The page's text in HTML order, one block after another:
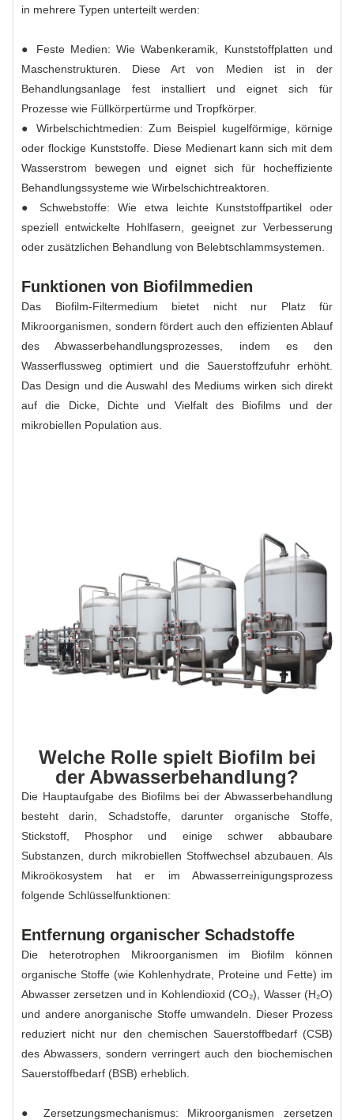
in mehrere Typen unterteilt werden:
● Feste Medien: Wie Wabenkeramik, Kunststoffplatten und
Maschenstrukturen. Diese Art von Medien ist in der
Behandlungsanlage fest installiert und eignet sich für
Prozesse wie Füllkörpertürme und Tropfkörper.
● Wirbelschichtmedien: Zum Beispiel kugelförmige, körnige
oder flockige Kunststoffe. Diese Medienart kann sich mit dem
Wasserstrom bewegen und eignet sich für hocheffiziente
Behandlungssysteme wie Wirbelschichtreaktoren.
● Schwebstoffe: Wie etwa leichte Kunststoffpartikel oder
speziell entwickelte Hohlfasern, geeignet zur Verbesserung
oder zusätzlichen Behandlung von Belebtschlammsystemen.
Funktionen von Biofilmmedien
Das Biofilm-Filtermedium bietet nicht nur Platz für
Mikroorganismen, sondern fördert auch den effizienten Ablauf
des Abwasserbehandlungsprozesses, indem es den
Wasserflussweg optimiert und die Sauerstoffzufuhr erhöht.
Das Design und die Auswahl des Mediums wirken sich direkt
auf die Dicke, Dichte und Vielfalt des Biofilms und der
mikrobiellen Population aus.
Welche Rolle spielt Biofilm bei
der Abwasserbehandlung?
Die Hauptaufgabe des Biofilms bei der Abwasserbehandlung
besteht darin, Schadstoffe, darunter organische Stoffe,
Stickstoff, Phosphor und einige schwer abbaubare
Substanzen, durch mikrobiellen Stoffwechsel abzubauen. Als
Mikroökosystem hat er im Abwasserreinigungsprozess
folgende Schlüsselfunktionen:
Entfernung organischer Schadstoffe
Die heterotrophen Mikroorganismen im Biofilm können
organische Stoffe (wie Kohlenhydrate, Proteine ​​und Fette) im
Abwasser zersetzen und in Kohlendioxid (CO₂), Wasser (H₂O)
und andere anorganische Stoffe umwandeln. Dieser Prozess
reduziert nicht nur den chemischen Sauerstoffbedarf (CSB)
des Abwassers, sondern verringert auch den biochemischen
Sauerstoffbedarf (BSB) erheblich.
● Zersetzungsmechanismus: Mikroorganismen zersetzen